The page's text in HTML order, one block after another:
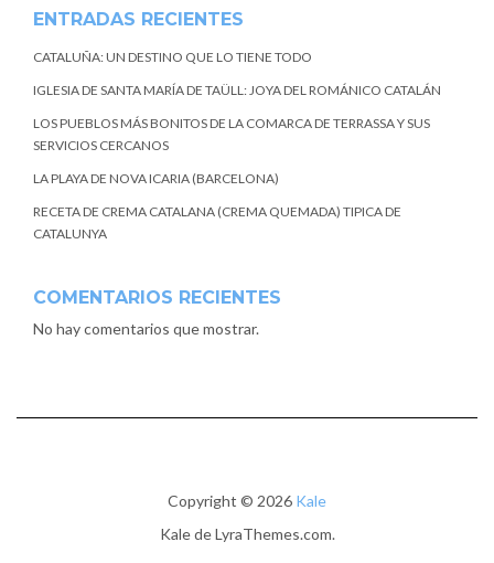
ENTRADAS RECIENTES
CATALUÑA: UN DESTINO QUE LO TIENE TODO
IGLESIA DE SANTA MARÍA DE TAÜLL: JOYA DEL ROMÁNICO CATALÁN
LOS PUEBLOS MÁS BONITOS DE LA COMARCA DE TERRASSA Y SUS
SERVICIOS CERCANOS
LA PLAYA DE NOVA ICARIA (BARCELONA)
RECETA DE CREMA CATALANA (CREMA QUEMADA) TIPICA DE
CATALUNYA
COMENTARIOS RECIENTES
No hay comentarios que mostrar.
Copyright © 2026 Kale
Kalede LyraThemes.com.